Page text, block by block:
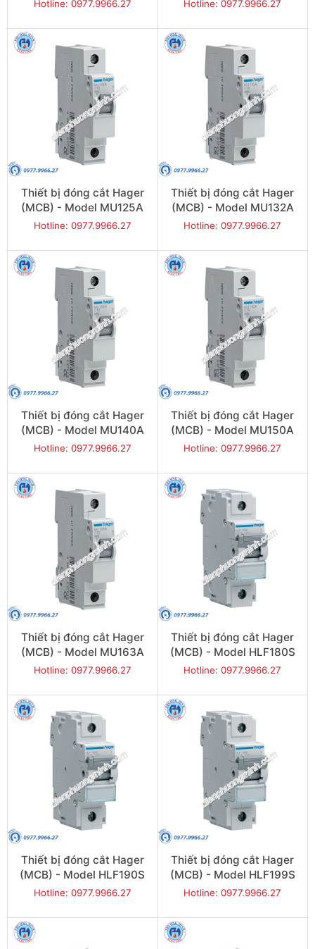
Hotline: 0977.9966.27 Hotline: 0977.9966.27
Thiết bị đóng cắt Hager
(MCB) - Model MU125A
Hotline: 0977.9966.27
Thiết bị đóng cắt Hager
(MCB) - Model MU132A
Hotline: 0977.9966.27
Thiết bị đóng cắt Hager
(MCB) - Model MU140A
Hotline: 0977.9966.27
Thiết bị đóng cắt Hager
(MCB) - Model MU150A
Hotline: 0977.9966.27
Thiết bị đóng cắt Hager
(MCB) - Model MU163A
Hotline: 0977.9966.27
Thiết bị đóng cắt Hager
(MCB) - Model HLF180S
Hotline: 0977.9966.27
Thiết bị đóng cắt Hager
(MCB) - Model HLF190S
Hotline: 0977.9966.27
Thiết bị đóng cắt Hager
(MCB) - Model HLF199S
Hotline: 0977.9966.27